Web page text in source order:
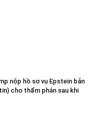
nộp hồ sơ vụ Epstein bản
cho thẩm phán sau khi